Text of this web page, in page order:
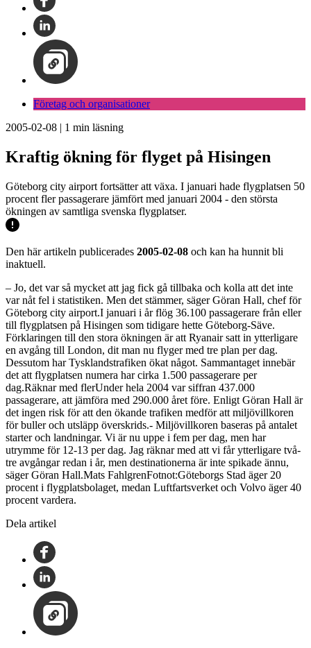
Företag och organisationer
2005-02-08 | 1 min läsning
Kraftig ökning för flyget på Hisingen
Göteborg city airport fortsätter att växa. I januari hade flygplatsen 50
procent fler passagerare jämfört med januari 2004 - den största
ökningen av samtliga svenska flygplatser.
Den här artikeln publicerades 2005-02-08 och kan ha hunnit bli
inaktuell.
– Jo, det var så mycket att jag fick gå tillbaka och kolla att det inte
var nåt fel i statistiken. Men det stämmer, säger Göran Hall, chef för
Göteborg city airport.I januari i år flög 36.100 passagerare från eller
till flygplatsen på Hisingen som tidigare hette Göteborg-Säve.
Förklaringen till den stora ökningen är att Ryanair satt in ytterligare
en avgång till London, dit man nu flyger med tre plan per dag.
Dessutom har Tysklandstrafiken ökat något. Sammantaget innebär
det att flygplatsen numera har cirka 1.500 passagerare per
dag.Räknar med flerUnder hela 2004 var siffran 437.000
passagerare, att jämföra med 290.000 året före. Enligt Göran Hall är
det ingen risk för att den ökande trafiken medför att miljövillkoren
för buller och utsläpp överskrids.- Miljövillkoren baseras på antalet
starter och landningar. Vi är nu uppe i fem per dag, men har
utrymme för 12-13 per dag. Jag räknar med att vi får ytterligare två-
tre avgångar redan i år, men destinationerna är inte spikade ännu,
säger Göran Hall.Mats FahlgrenFotnot:Göteborgs Stad äger 20
procent i flygplatsbolaget, medan Luftfartsverket och Volvo äger 40
procent vardera.
Dela artikel